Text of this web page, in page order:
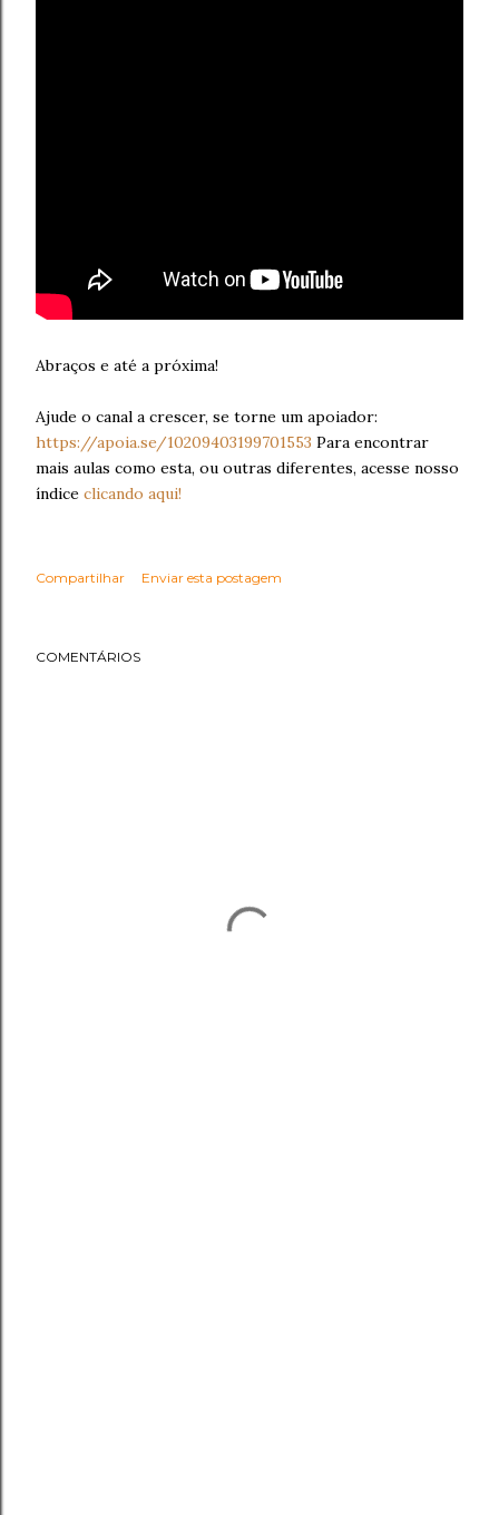
Abraços e até a próxima!
Ajude o canal a crescer, se torne um apoiador:
https://apoia.se/10209403199701553 Para encontrar
mais aulas como esta, ou outras diferentes, acesse nosso
índice clicando aqui!
Compartilhar Enviar esta postagem
COMENTÁRIOS